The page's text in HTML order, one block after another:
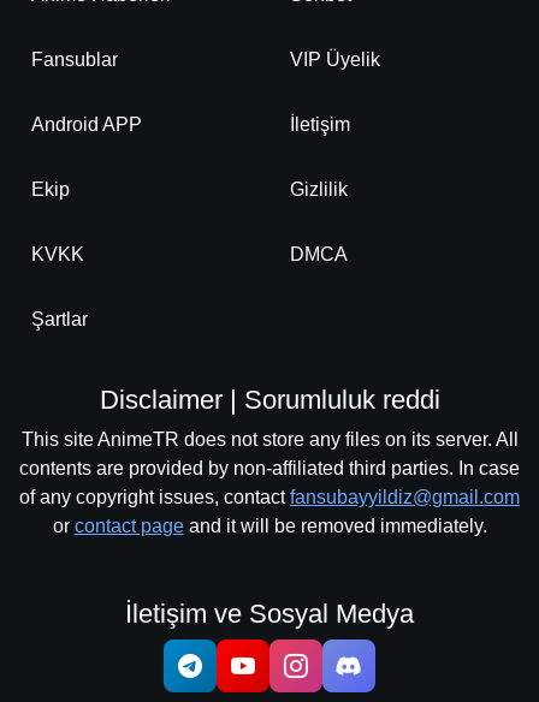
Fansublar VIP Üyelik
Android APP İletişim
Ekip Gizlilik
KVKK DMCA
Şartlar
Disclaimer | Sorumluluk reddi
This site AnimeTR does not store any files on its server. All
contents are provided by non-affiliated third parties. In case
of any copyright issues, contactfansubayyildiz@gmail.com
or contact pageand it will be removed immediately.
İletişim ve Sosyal Medya